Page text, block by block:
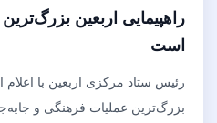
راهپیمایی اربعین
است
رئیس ستاد مرکزی اربعین با اعلام
بزرگ‌ترین عملیات فرهنگی و